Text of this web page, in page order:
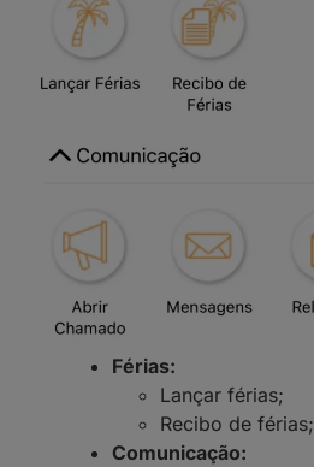
Férias:
Lançar férias;
Recibo de férias;
Comunicação: